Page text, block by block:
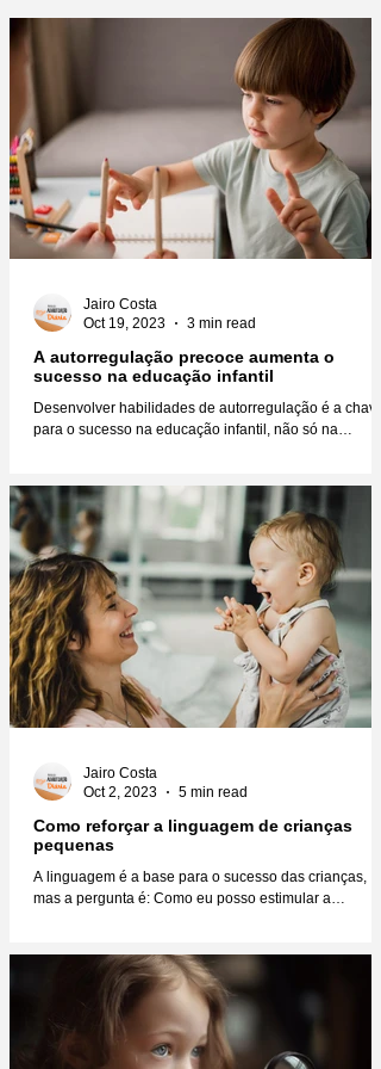
A autorregulação precoce aumenta o
sucesso na educação infantil
Desenvolver habilidades de autorregulação é a chave
para o sucesso na educação infantil, não só na
Jairo Costa
Oct 19, 2023
3 min read
Como reforçar a linguagem de crianças
pequenas
A linguagem é a base para o sucesso das crianças,
mas a pergunta é: Como eu posso estimular a
Jairo Costa
Oct 2, 2023
5 min read